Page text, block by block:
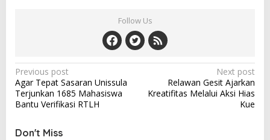
Follow Us
Post
navigation
Previous post
Agar Tepat Sasaran Unissula
Terjunkan 1685 Mahasiswa
Bantu Verifikasi RTLH
Next post
Relawan Gesit Ajarkan
Kreatifitas Melalui Aksi Hias
Kue
Don't Miss